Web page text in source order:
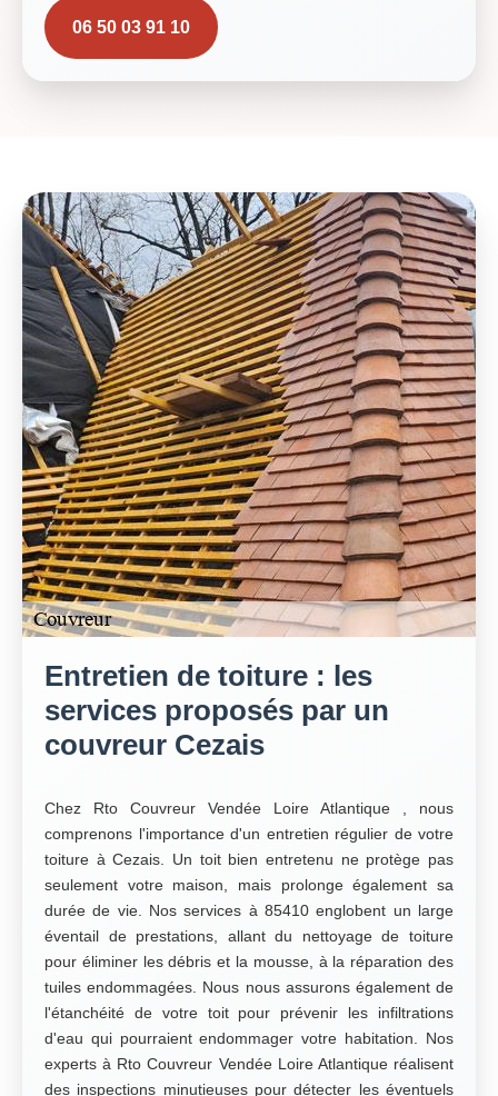
06 50 03 91 10
Entretien de toiture : les
services proposés par un
couvreur Cezais
Chez Rto Couvreur Vendée Loire Atlantique , nous
comprenons l'importance d'un entretien régulier de votre
toiture à Cezais. Un toit bien entretenu ne protège pas
seulement votre maison, mais prolonge également sa
durée de vie. Nos services à 85410 englobent un large
éventail de prestations, allant du nettoyage de toiture
pour éliminer les débris et la mousse, à la réparation des
tuiles endommagées. Nous nous assurons également de
l'étanchéité de votre toit pour prévenir les infiltrations
d'eau qui pourraient endommager votre habitation. Nos
experts à Rto Couvreur Vendée Loire Atlantique réalisent
des inspections minutieuses pour détecter les éventuels